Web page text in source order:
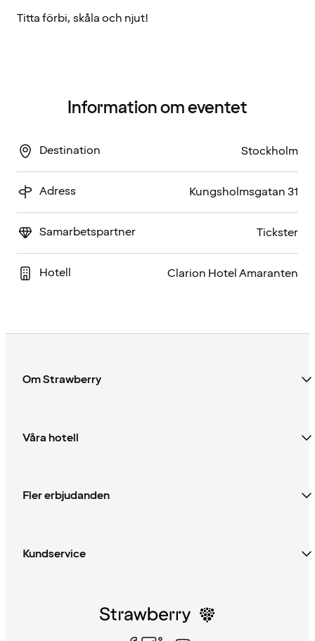
Titta förbi, skåla och njut!
Information om eventet
Destination Stockholm
Adress Kungsholmsgatan 31
Samarbetspartner Tickster
Hotell Clarion Hotel Amaranten
Om Strawberry
Våra hotell
Fler erbjudanden
Kundservice